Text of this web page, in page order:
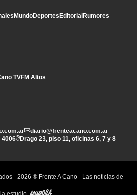
MundoDeportesEditorialRumores
TVFM Altos
diario@frenteacano.com.ar
4006 Drago 23, piso 11, oficinas 6, 7 y 8
- 2026 ® Frente A Cano - Las noticias de
estudio